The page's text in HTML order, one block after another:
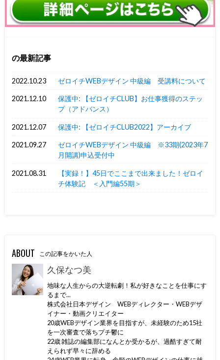
の最新記事
2022.10.23 ゼロイチWEBデザイン 中級編 受講料について
2021.12.10
保護中: 【ゼロイチCLUB】お仕事獲得のステッ
プ（アドバンス）
2021.12.07 保護中: 【ゼロイチCLUB2022】アーカイブ
2021.09.27
ゼロイチWEBデザイン 中級編 ※33期(2023年7
月開講)申込受付中
2021.08.31
【実録！】45日でここまで出来ました！ゼロイ
チ体験記 ＜入門編55期＞
ABOUT この記事をかいた人
久保なつ美
地味な人生からの大逆転劇！私が好きなことを仕事にす
るまで...
株式会社日本デザイン WEBディレクター・WEBデザ
イナー・動画クリエイター
20歳WEBデザイン業界を目指すが、未経験のため15社
を一次審査で落ちプチ鬱に
22歳 雑誌の編集部になんとか受かるが、過酷すぎて耐
えられず早々に辞める